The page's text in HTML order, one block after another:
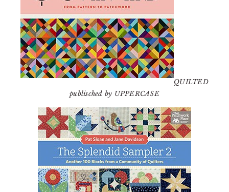
QUILTED
publisched by UPPERCASE